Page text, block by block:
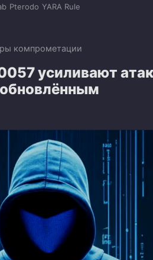
Pterodo YARA Rule
компрометации
усиливают